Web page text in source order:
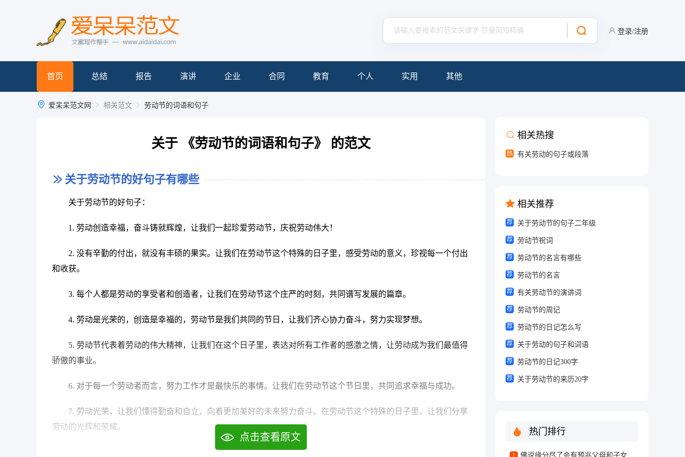
登录/注册
首页 总结 报告 演讲 企业 合同 教育 个人 实用 其他
爱呆呆范文网 相关范文 劳动节的词语和句子
关于 《劳动节的词语和句子》 的范文
关于劳动节的好句子有哪些
关于劳动节的好句子：
1. 劳动创造幸福，奋斗铸就辉煌，让我们一起珍爱劳动节，庆祝劳动伟大！
2. 没有辛勤的付出，就没有丰硕的果实。让我们在劳动节这个特殊的日子里，感受劳动的意义，珍视每一个付出
和收获。
3. 每个人都是劳动的享受者和创造者，让我们在劳动节这个庄严的时刻，共同谱写发展的篇章。
4. 劳动是光荣的，创造是幸福的，劳动节是我们共同的节日，让我们齐心协力奋斗，努力实现梦想。
5. 劳动节代表着劳动的伟大精神，让我们在这个日子里，表达对所有工作者的感激之情，让劳动成为我们最值得
骄傲的事业。
6. 对于每一个劳动者而言，努力工作才是最快乐的事情。让我们在劳动节这个节日里，共同追求幸福与成功。
7. 劳动光荣，让我们懂得勤奋和自立，向着更加美好的未来努力奋斗。在劳动节这个特殊的日子里，让我们分享
劳动的光辉和荣耀。
8. 劳动节是我们聚焦伟大劳动精神的日子，让我们珍爱劳动，推崇劳动，共同努力，为建设美好家园做出自己的
点击查看原文
相关热搜
热 有关劳动的句子或段落
相关推荐
荐 关于劳动节的句子二年级
荐 劳动节祝词
荐 劳动节的名言有哪些
荐 劳动节的名言
荐 有关劳动节的演讲词
荐 劳动节的周记
荐 劳动节的日记怎么写
荐 关于劳动的句子和词语
荐 劳动节的日记300字
荐 关于劳动节的来历20字
热门排行
1 佛说缘分尽了会有预兆父母和子女